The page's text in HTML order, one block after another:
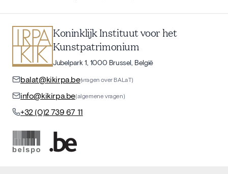
Koninklijk Instituut voor het
Kunstpatrimonium
Jubelpark 1, 1000 Brussel, België
balat@kikirpa.be(vragen over BALaT)
info@kikirpa.be(algemene vragen)
+32 (0)2 739 67 11